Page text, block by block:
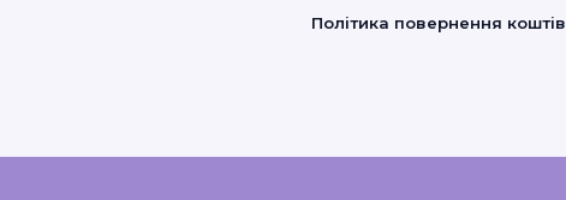
Політика повернення коштів